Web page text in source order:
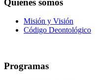
Misión y Visión
Código Deontológico
Programas